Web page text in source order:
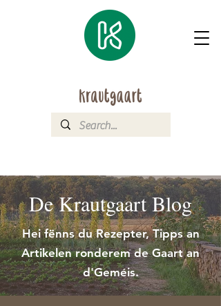
De Krautgaart Blog
Hei fënns du Rezepter, Tipps an
Artikelen ronderem de Gaart an
d'Geméis.